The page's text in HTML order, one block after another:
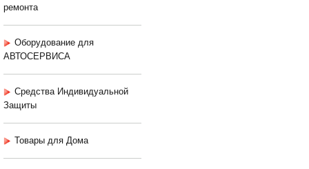
ремонта
Оборудование для
АВТОСЕРВИСА
Средства Индивидуальной
Защиты
Товары для Дома